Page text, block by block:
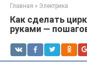
Главная » Электрика
Как сделать
руками —